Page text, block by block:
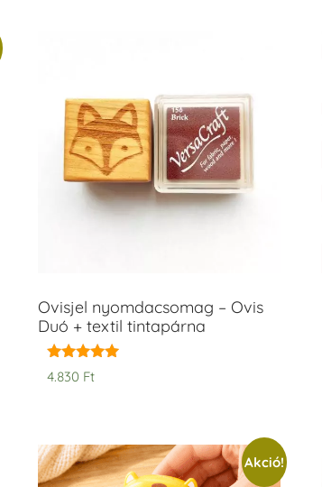
Ovisjel nyomdacsomag – Ovis
Duó + textil tintapárna
Értékelés:
5.00
4.830 Ft
Akció!